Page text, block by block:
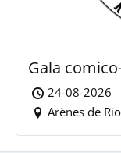
Gala
24-08-2026
Arènes de